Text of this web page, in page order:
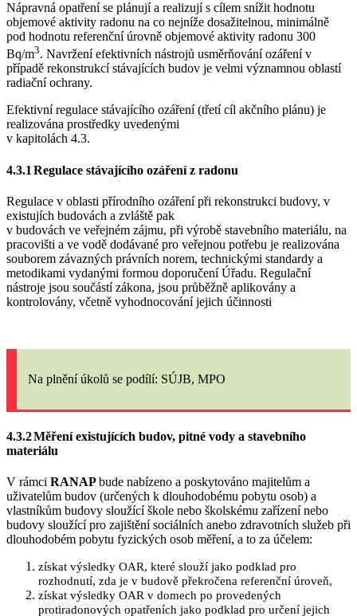
Nápravná opatření se plánují a realizují s cílem snížit hodnotu
objemové aktivity radonu na co nejníže dosažitelnou, minimálně
pod hodnotu referenční úrovně objemové aktivity radonu 300
Bq/m3. Navržení efektivních nástrojů usměrňování ozáření v
případě rekonstrukcí stávajících budov je velmi významnou oblastí
radiační ochrany.
Efektivní regulace stávajícího ozáření (třetí cíl akčního plánu) je
realizována prostředky uvedenými
v kapitolách 4.3.
4.3.1 Regulace stávajícího ozáření z radonu
Regulace v oblasti přírodního ozáření při rekonstrukci budovy, v
existujích budovách a zvláště pak
v budovách ve veřejném zájmu, při výrobě stavebního materiálu, na
pracovišti a ve vodě dodávané pro veřejnou potřebu je realizována
souborem závazných právních norem, technickými standardy a
metodikami vydanými formou doporučení Úřadu. Regulační
nástroje jsou součástí zákona, jsou průběžně aplikovány a
kontrolovány, včetně vyhodnocování jejich účinnosti
Na plnění úkolů se podílí: SÚJB, MPO
4.3.2Měřeníexistujících budov, pitné vody a stavebního
materiálu
V rámci RANAPbude nabízeno a poskytováno majitelům a
uživatelům budov (určených k dlouhodobému pobytu osob) a
vlastníkům budovy sloužící škole nebo školskému zařízení nebo
budovy sloužící pro zajištění sociálních anebo zdravotních služeb při
dlouhodobém pobytu fyzických osob měření, a to za účelem:
získat výsledky OAR, které slouží jako podklad pro
rozhodnutí, zda je v budově překročena referenční úroveň,
získat výsledky OAR v domech po provedených
protiradonových opatřeních jako podklad pro určení jejich